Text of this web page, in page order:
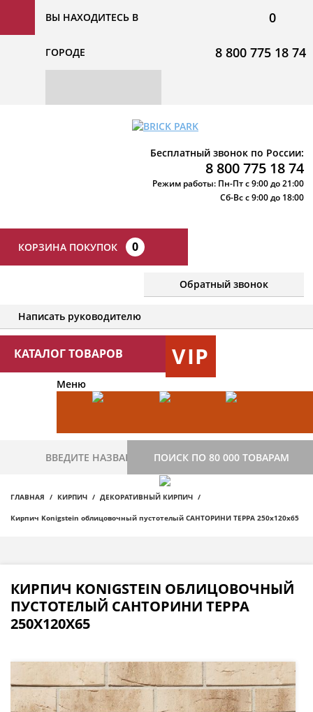
ВЫ НАХОДИТЕСЬ В
ГОРОДЕ
0
8 800 775 18 74
Бесплатный звонок по России:
8 800 775 18 74
Режим работы: Пн-Пт с 9:00 до 21:00
Сб-Вс с 9:00 до 18:00
КОРЗИНА ПОКУПОК 0
Обратный звонок
Написать руководителю
КАТАЛОГ ТОВАРОВ VIP
Меню
ПОИСК ПО 80 000 ТОВАРАМ
ГЛАВНАЯ КИРПИЧ ДЕКОРАТИВНЫЙ КИРПИЧ
Кирпич Konigstein облицовочный пустотелый САНТОРИНИ ТЕРРА 250х120х65
КИРПИЧ KONIGSTEIN ОБЛИЦОВОЧНЫЙ
ПУСТОТЕЛЫЙ САНТОРИНИ ТЕРРА
250Х120Х65